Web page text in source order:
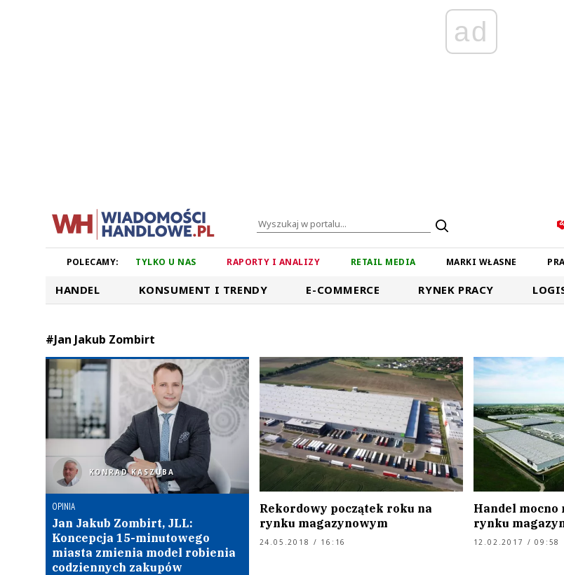
ad
POLECAMY: TYLKO U NAS RAPORTY I ANALIZY RETAIL MEDIA MARKI WŁASNE
HANDEL KONSUMENT I TRENDY E-COMMERCE RYNEK PRACY
#Jan Jakub Zombirt
KONRAD KASZUBA
OPINIA
Jan Jakub Zombirt, JLL:
Koncepcja 15-minutowego
miasta zmienia model robienia
codziennych zakupów
Rekordowy początek roku na
rynku magazynowym
24.05.2018 / 16:16
Handel mocno
rynku
12.02.2017 / 09:58